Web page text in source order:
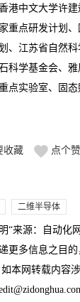
港中文大学许
重点研发计划
、江苏省自然
科学基金会、
点实验室、固
收藏 点个
二维半导体
“来源：自动化
更多信息之目
本网转载内容